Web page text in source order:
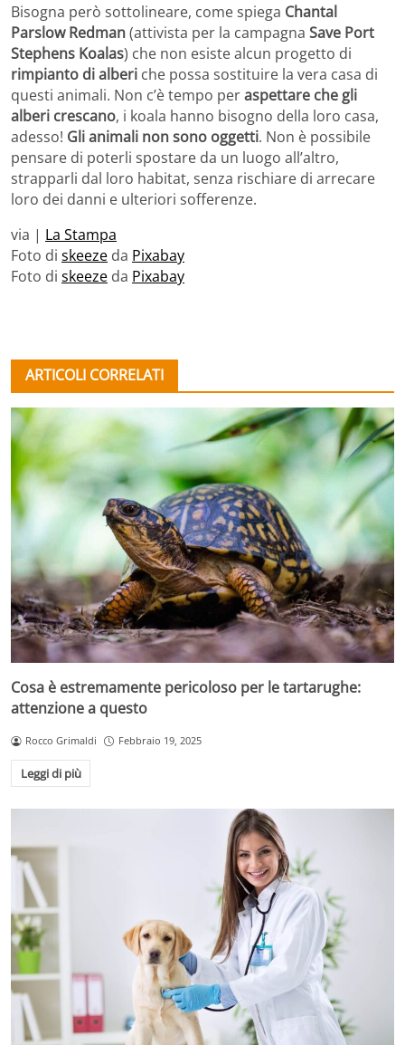
Bisogna però sottolineare, come spiega Chantal
Parslow Redman(attivista per la campagna Save Port
Stephens Koalas) che non esiste alcun progetto di
rimpianto di alberi che possa sostituire la vera casa di
questi animali. Non c’è tempo peraspettare che gli
alberi crescano, i koala hanno bisogno della loro casa,
adesso! Gli animali non sono oggetti. Non è possibile
pensare di poterli spostare da un luogo all’altro,
strapparli dal loro habitat, senza rischiare di arrecare
loro dei danni e ulteriori sofferenze.
via | La Stampa
Foto di skeeze da Pixabay
Foto di skeeze da Pixabay
ARTICOLI CORRELATI
Cosa è estremamente pericoloso per le tartarughe:
attenzione a questo
Rocco Grimaldi Febbraio 19, 2025
Leggi di più